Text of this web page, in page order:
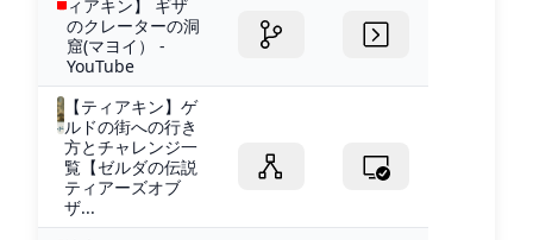
ィアキン】 ギザ
のクレーターの洞
窟(マヨイ） -
YouTube
【ティアキン】ゲ
ルドの街への行き
方とチャレンジ一
覧【ゼルダの伝説
ティアーズオブ
ザ...